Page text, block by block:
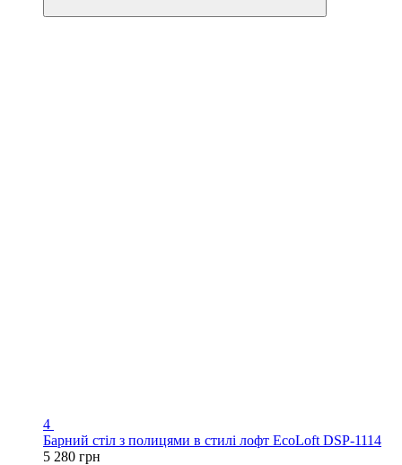
4
Барний стіл з полицями в стилі лофт EcoLoft DSP-1114
5 280 грн